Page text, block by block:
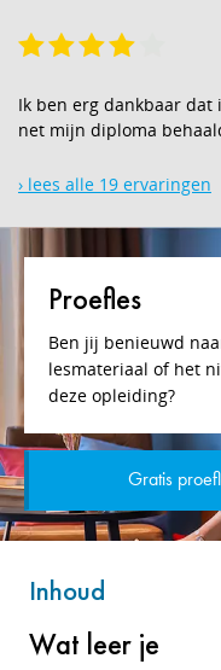
Ik ben erg dankbaar dat
net mijn diploma
› lees alle 19 ervaringen
Proefles
Ben jij benieuwd
lesmateriaal of het
deze opleiding?
Gratis
Inhoud
Wat leer je